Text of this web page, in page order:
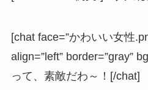
[chat face=”かわいい女性
align=”left” border=”gray”
って、素敵だわ～！[/chat]